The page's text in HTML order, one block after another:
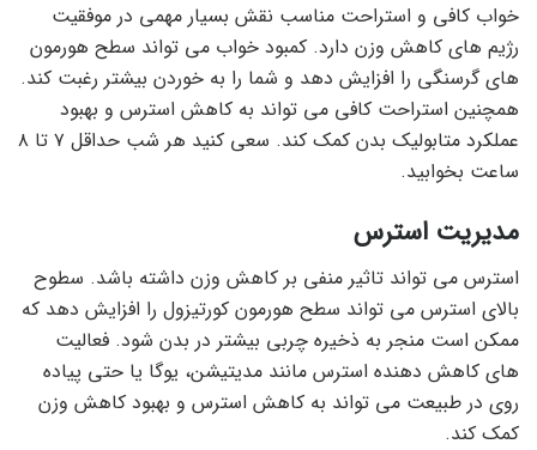
خواب کافی و استراحت مناسب نقش بسیار مهمی در موفقیت
رژیم های کاهش وزن دارد. کمبود خواب می تواند سطح هورمون
های گرسنگی را افزایش دهد و شما را به خوردن بیشتر رغبت کند.
همچنین استراحت کافی می تواند به کاهش استرس و بهبود
عملکرد متابولیک بدن کمک کند. سعی کنید هر شب حداقل ۷ تا ۸
ساعت بخوابید.
مدیریت استرس
استرس می تواند تاثیر منفی بر کاهش وزن داشته باشد. سطوح
بالای استرس می تواند سطح هورمون کورتیزول را افزایش دهد که
ممکن است منجر به ذخیره چربی بیشتر در بدن شود. فعالیت
های کاهش دهنده استرس مانند مدیتیشن، یوگا یا حتی پیاده
روی در طبیعت می تواند به کاهش استرس و بهبود کاهش وزن
کمک کند.